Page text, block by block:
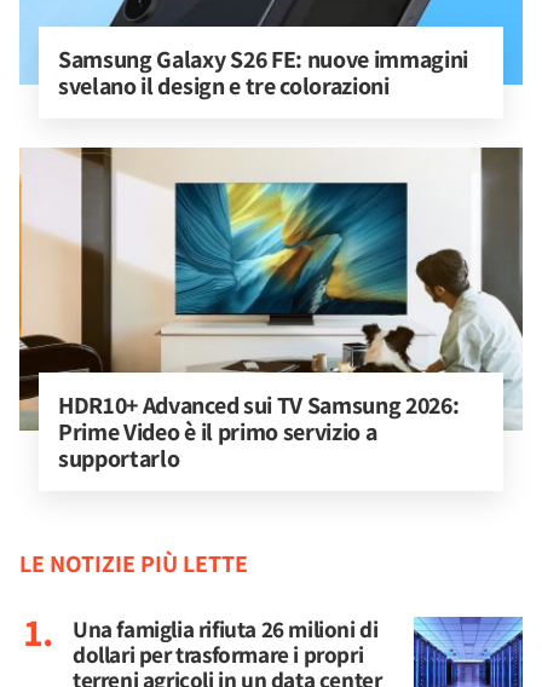
Samsung Galaxy S26 FE: nuove immagini
svelano il design e tre colorazioni
HDR10+ Advanced sui TV Samsung 2026:
Prime Video è il primo servizio a
supportarlo
LE NOTIZIE PIÙ LETTE
Una famiglia rifiuta 26 milioni di
dollari per trasformare i propri
terreni agricoli in un data center